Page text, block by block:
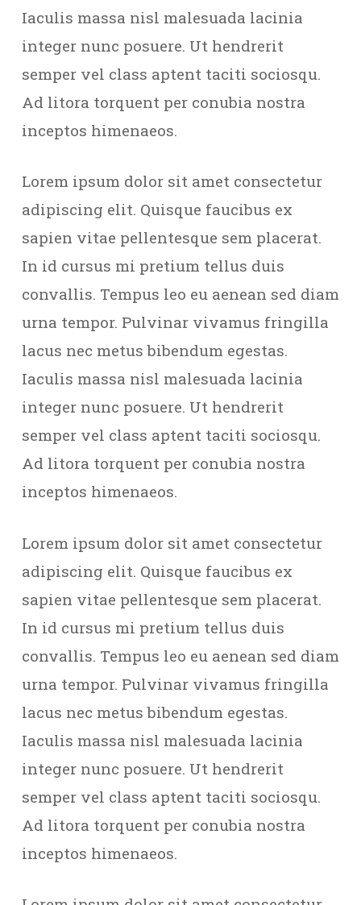
Iaculis massa nisl malesuada lacinia
integer nunc posuere. Ut hendrerit
semper vel class aptent taciti sociosqu.
Ad litora torquent per conubia nostra
inceptos himenaeos.
Lorem ipsum dolor sit amet consectetur
adipiscing elit. Quisque faucibus ex
sapien vitae pellentesque sem placerat.
In id cursus mi pretium tellus duis
convallis. Tempus leo eu aenean sed diam
urna tempor. Pulvinar vivamus fringilla
lacus nec metus bibendum egestas.
Iaculis massa nisl malesuada lacinia
integer nunc posuere. Ut hendrerit
semper vel class aptent taciti sociosqu.
Ad litora torquent per conubia nostra
inceptos himenaeos.
Lorem ipsum dolor sit amet consectetur
adipiscing elit. Quisque faucibus ex
sapien vitae pellentesque sem placerat.
In id cursus mi pretium tellus duis
convallis. Tempus leo eu aenean sed diam
urna tempor. Pulvinar vivamus fringilla
lacus nec metus bibendum egestas.
Iaculis massa nisl malesuada lacinia
integer nunc posuere. Ut hendrerit
semper vel class aptent taciti sociosqu.
Ad litora torquent per conubia nostra
inceptos himenaeos.